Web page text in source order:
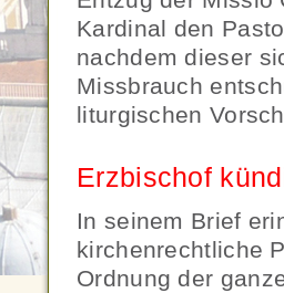
Kardinal den
nachdem dieser
Missbrauch
liturgischen
Erzbischof
In seinem Brief
kirchenrechtliche
Ordnung der